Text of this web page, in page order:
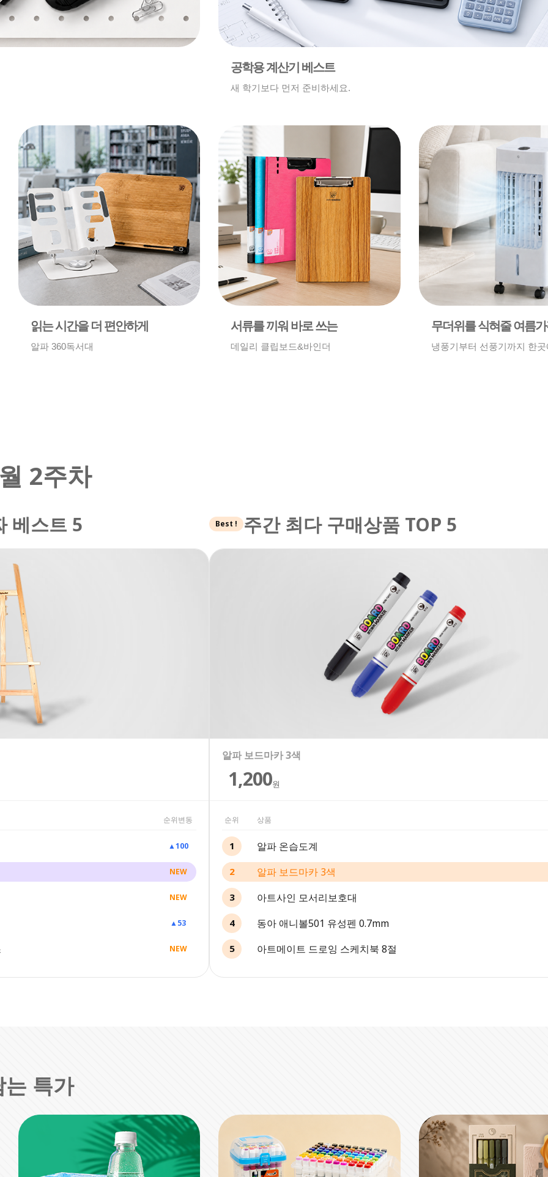
공학용 계산기 베스트
새 학기보다 먼저 준비하세요.
읽는 시간을 더 편안하게
알파 360독서대
서류를 끼워 바로 쓰는
데일리 클립보드&바인더
무더위를 식혀줄 여름
냉풍기부터 선풍기까지 한곳
2주차
베스트 5
순위변동
▲100
NEW
NEW
▲53
NEW
Best ! 주간 최다 구매상품 TOP 5
알파 온습도계
9,000원
알파 보드마카 3색
1,200원
아트사인 모서리보호대
10% 5,900
동아 애니볼501 유성펜 0.7mm
17% 1,000
아트메이트 드로잉 스케치북 8절
12% 4,000
순위 상품
1 알파 온습도계
2 알파 보드마카 3색
3 아트사인 모서리보호대
4 동아 애니볼501 유성펜 0.7mm
5 아트메이트 드로잉 스케치북 8절
는 특가